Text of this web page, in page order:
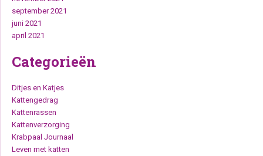
september 2021
juni 2021
april 2021
Categorieën
Ditjes en Katjes
Kattengedrag
Kattenrassen
Kattenverzorging
Krabpaal Journaal
Leven met katten